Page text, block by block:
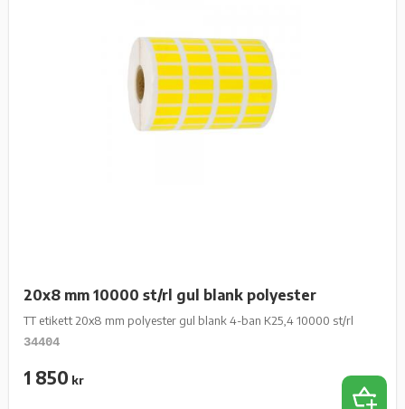
20x8 mm 10000 st/rl gul blank polyester
TT etikett 20x8 mm polyester gul blank 4-ban K25,4 10000 st/rl
34404
1 850 kr